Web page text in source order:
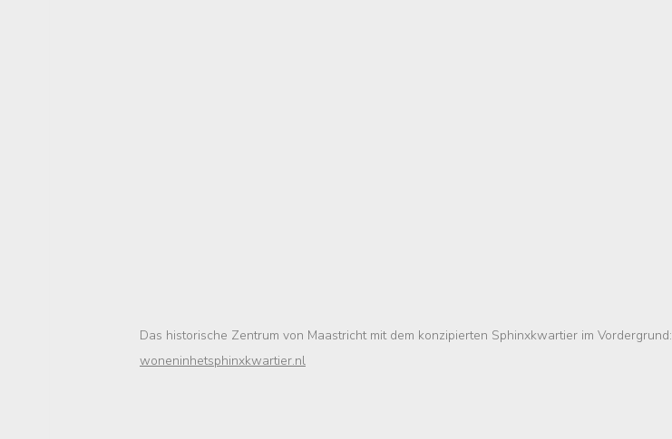
Das historische Zentrum von Maastricht mit dem konzipierten Sphinxkwartier im Vordergrund:
woneninhetsphinxkwartier.nl